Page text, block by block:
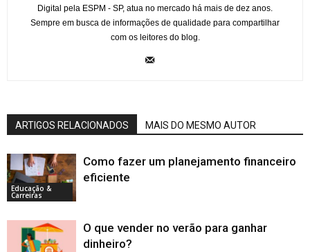
Digital pela ESPM - SP, atua no mercado há mais de dez anos.
Sempre em busca de informações de qualidade para compartilhar
com os leitores do blog.
ARTIGOS RELACIONADOS MAIS DO MESMO AUTOR
Educação &
Carreiras
Como fazer um planejamento financeiro
eficiente
O que vender no verão para ganhar
dinheiro?